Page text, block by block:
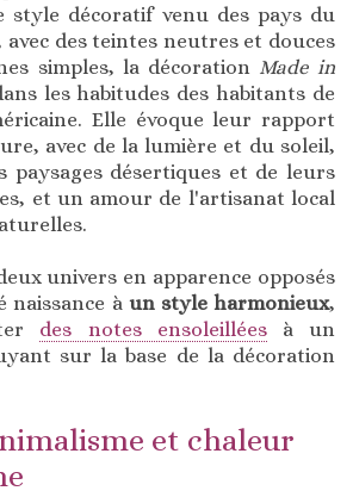
style décoratif venu des pays du
des teintes neutres et douces
simples, la décorationMade in
les habitudes des habitants de
Elle évoque leur rapport
avec de la lumière et du soleil,
paysages désertiques et de leurs
et un amour de l'artisanat local
univers en apparence opposés
naissance à un style harmonieux,
des notes ensoleilléesà un
sur la base de la décoration
et chaleur